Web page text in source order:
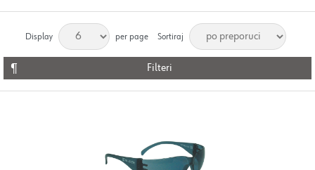
Display per page Sortiraj
Filteri